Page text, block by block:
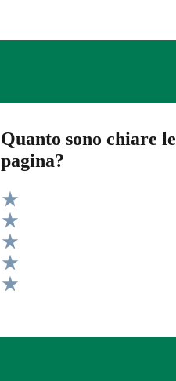
Quanto sono chiare
pagina?
Valuta 5 stelle su 5
Valuta 4 stelle su 5
Valuta 3 stelle su 5
Valuta 2 stelle su 5